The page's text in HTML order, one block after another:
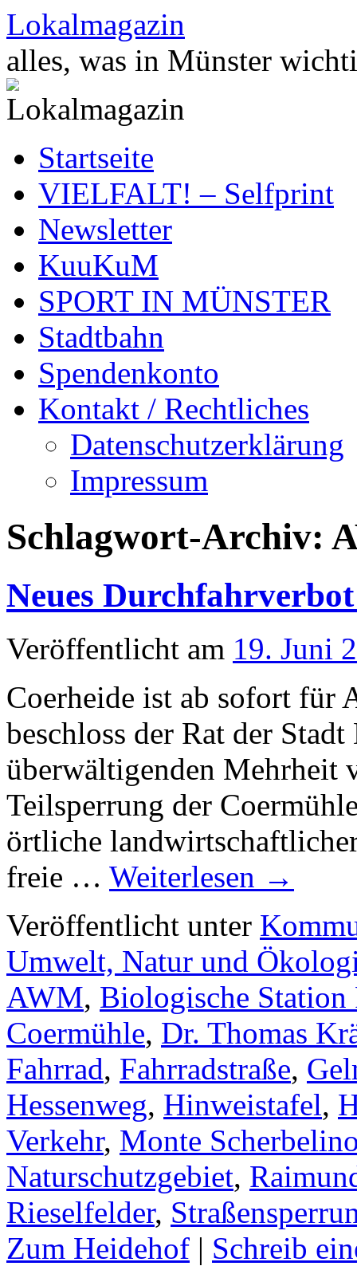
Zum
Inhalt
springen
Lokalmagazin
alles, was in Münster
Startseite
VIELFALT! – Selfprint
Newsletter
KuuKuM
SPORT IN MÜNSTER
Stadtbahn
Spendenkonto
Kontakt / Rechtliches
Datenschutzerklärung
Impressum
Schlagwort-Archiv:
Neues
Veröffentlicht am 19. Juni
Coerheide ist ab sofort für
beschloss der Rat der
überwältigenden Mehrheit
Teilsperrung der
örtliche
freie … Weiterlesen →
Veröffentlicht unter
Umwelt, Natur und
AWM, Biologische Station
Coermühle, Dr. Thomas
Fahrrad, Fahrradstraße,
Hessenweg, Hinweistafel,
Verkehr, Monte
Naturschutzgebiet,
Rieselfelder,
Zum Heidehof | Schreib